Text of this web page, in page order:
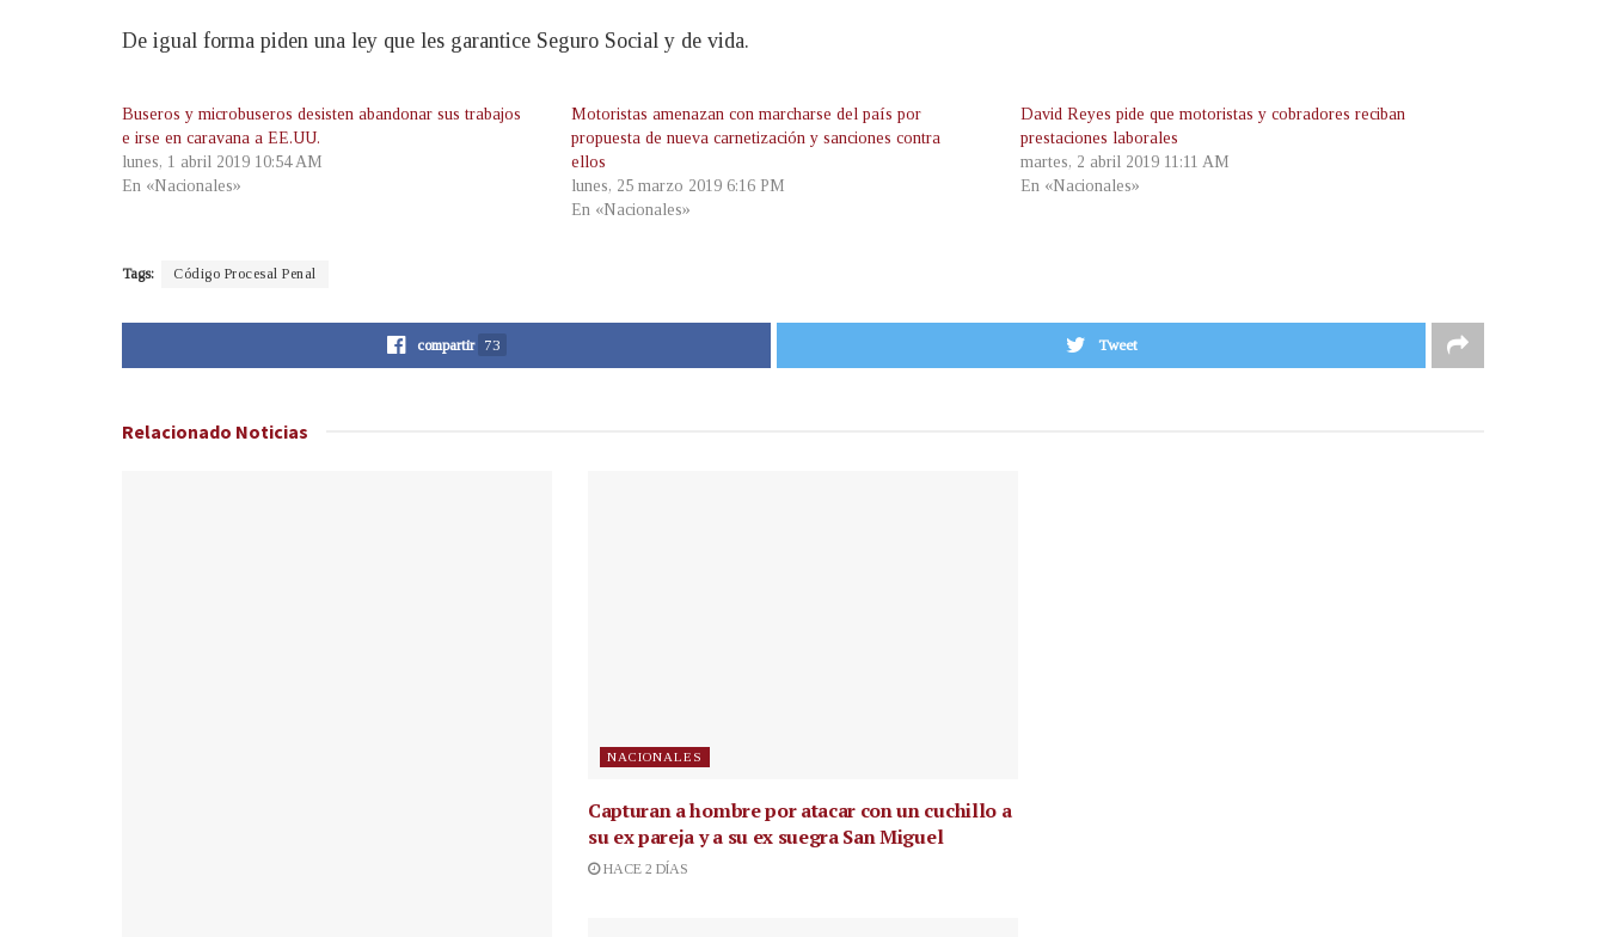
De igual forma piden una ley que les garantice Seguro Social y de vida.
Buseros y microbuseros desisten abandonar sus trabajos
e irse en caravana a EE.UU.
lunes, 1 abril 2019 10:54 AM
En «Nacionales»
Motoristas amenazan con marcharse del país por
propuesta de nueva carnetización y sanciones contra
ellos
lunes, 25 marzo 2019 6:16 PM
En «Nacionales»
David Reyes pide que motoristas y cobradores reciban
prestaciones laborales
martes, 2 abril 2019 11:11 AM
En «Nacionales»
Tags: Código Procesal Penal
compartir 73 Tweet
Relacionado Noticias
NACIONALES
Capturan a hombre por atacar con un cuchillo a
su ex pareja y a su ex suegra San Miguel
HACE 2 DÍAS